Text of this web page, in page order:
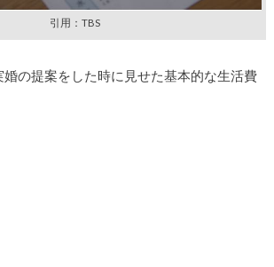
引用：TBS
の提案をした時に見せた基本的な生活費